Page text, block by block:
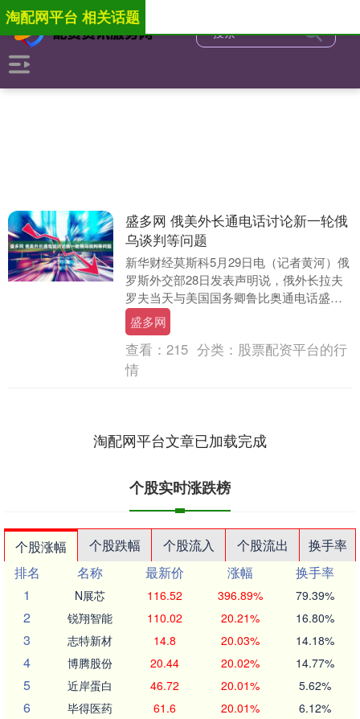
淘配网平台 相关话题
盛多网 俄美外长通电话讨论新一轮俄
乌谈判等问题
新华财经莫斯科5月29日电（记者黄河）俄
罗斯外交部28日发表声明说，俄外长拉夫
罗夫当天与美国国务卿鲁比奥通电话盛多
网，讨论了即将举行的新一轮俄罗斯与乌
克兰直接谈....
盛多网
查看： 215 分类： 股票配资平台的行
情
淘配网平台文章已加载完成
个股实时涨跌榜
个股涨幅 个股跌幅 个股流入 个股流出
换手率
排名
名称 最新价 涨幅
换手率
1
N展芯 116.52 396.89% 79.39%
2 锐翔智能 110.02 20.21% 16.80%
3 志特新材 14.8 20.03% 14.18%
4 博腾股份 20.44 20.02% 14.77%
5 近岸蛋白 46.72 20.01% 5.62%
6 毕得医药 61.6 20.01% 6.12%